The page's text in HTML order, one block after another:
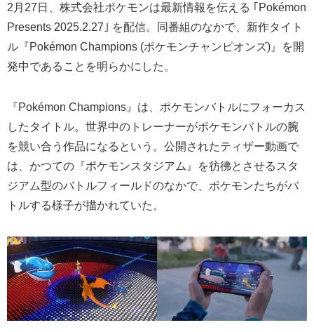
2月27日、株式会社ポケモンは最新情報を伝える ｢Pokémon
Presents 2025.2.27｣ を配信。同番組のなかで、新作タイト
ル『Pokémon Champions (ポケモンチャンピオンズ)』を開
発中であることを明らかにした。
『Pokémon Champions』は、ポケモンバトルにフォーカス
したタイトル。世界中のトレーナーがポケモンバトルの腕
を競い合う作品になるという。公開されたティザー動画で
は、かつての『ポケモンスタジアム』を彷彿とさせるスタ
ジアム型のバトルフィールドのなかで、ポケモンたちがバ
トルする様子が描かれていた。